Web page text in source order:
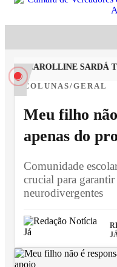
CAROLLINE SARDÁ
COLUNAS/GERAL
Meu filho
apenas do
Comunidade
crucial para
neurodivergentes